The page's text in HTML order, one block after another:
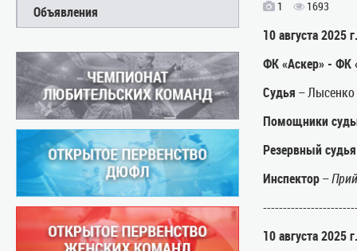
Объявления
1 1693
10 августа 2025
ФК «Аскер» - ФК
Судья – Лысенко
Помощники
Резервный судья
Инспектор–
10 августа 2025